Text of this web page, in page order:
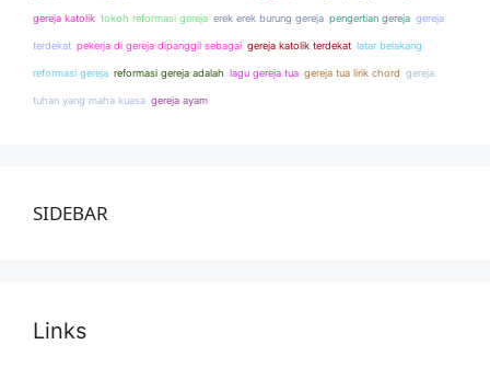
gereja katolik tokoh reformasi gereja erek erek burung gereja pengertian gereja gereja
terdekat pekerja di gereja dipanggil sebagai gereja katolik terdekat latar belakang
reformasi gereja reformasi gereja adalah lagu gereja tua gereja tua lirik chord gereja
tuhan yang maha kuasa gereja ayam
SIDEBAR
Links